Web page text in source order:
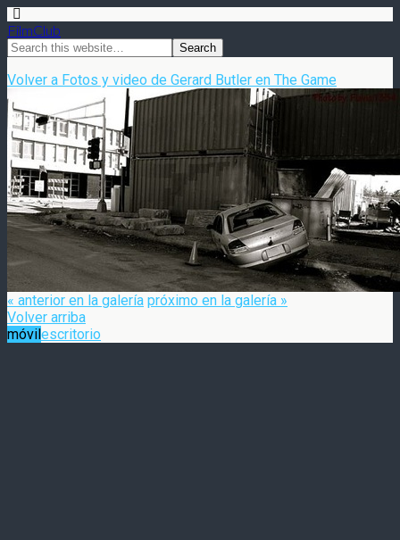
FilmClub
Volver a Fotos y video de Gerard Butler en The Game
« anterior en la galería próximo en la galería »
Volver arriba
móvilescritorio